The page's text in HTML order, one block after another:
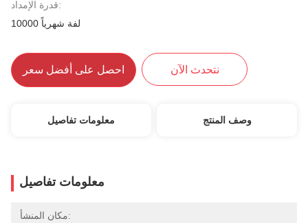
قدرة الإمداد:
10000 لفة شهرياً
احصل على أفضل سعر نتحدث الآن
معلومات تفاصيل وصف المنتج
معلومات تفاصيل
مكان المنشأ: